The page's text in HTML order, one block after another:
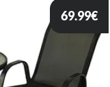
69.99€